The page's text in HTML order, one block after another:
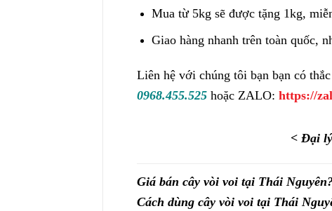
Mua từ 5kg sẽ được tặng 1kg,
Giao hàng nhanh trên toàn quốc,
Liên hệ với chúng tôi bạn bạn có
0968.455.525 hoặc ZALO: https://
< Đại
Giá bán cây vòi voi tại Thái
Cách dùng cây vòi voi tại Thái